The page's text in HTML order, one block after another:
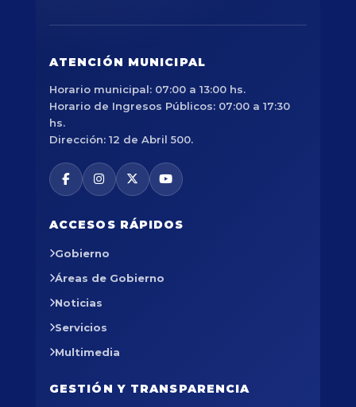
ATENCIÓN MUNICIPAL
Horario municipal: 07:00 a 13:00 hs.
Horario de Ingresos Públicos: 07:00 a 17:30
hs.
Dirección: 12 de Abril 500.
ACCESOS RÁPIDOS
Gobierno
Áreas de Gobierno
Noticias
Servicios
Multimedia
GESTIÓN Y TRANSPARENCIA